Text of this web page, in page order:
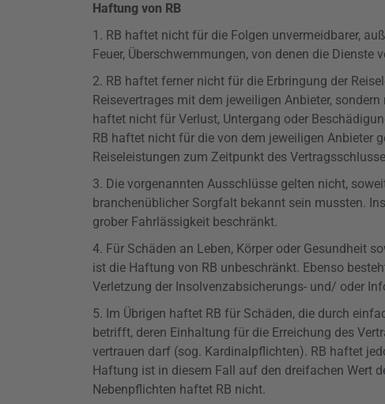
Haftung von RB
1. RB haftet nicht für die Folgen unvermeidbarer,
Feuer, Überschwemmungen, von denen die Dienste
2. RB haftet ferner nicht für die Erbringung der
Reisevertrages mit dem jeweiligen Anbieter,
haftet nicht für Verlust, Untergang oder
RB haftet nicht für die von dem jeweiligen Anbieter
Reiseleistungen zum Zeitpunkt des
3. Die vorgenannten Ausschlüsse gelten nicht,
branchenüblicher Sorgfalt bekannt sein mussten.
grober Fahrlässigkeit beschränkt.
4. Für Schäden an Leben, Körper oder Gesundheit
ist die Haftung von RB unbeschränkt. Ebenso
Verletzung der Insolvenzabsicherungs- und/ oder
5. Im Übrigen haftet RB für Schäden, die durch
betrifft, deren Einhaltung für die Erreichung des
vertrauen darf (sog. Kardinalpflichten). RB haftet
Haftung ist in diesem Fall auf den dreifachen Wert
Nebenpflichten haftet RB nicht.